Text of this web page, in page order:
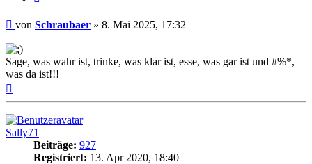
Beitrag
von Schraubaer » 8. Mai 2025, 17:32
Sage, was wahr ist, trinke, was klar ist, esse, was gar ist und #%*,
was da ist!!!
Sally71
Beiträge: 927
Registriert: 13. Apr 2020, 18:40